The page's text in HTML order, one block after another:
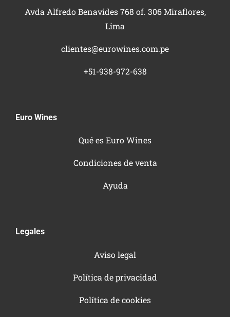
Avda Alfredo Benavides 768 of. 306 Miraflores,
Lima
clientes@eurowines.com.pe
+51-938-972-638
Euro Wines
Qué es Euro Wines
Condiciones de venta
Ayuda
Legales
Aviso legal
Política de privacidad
Política de cookies